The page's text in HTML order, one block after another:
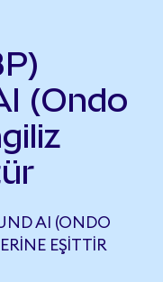
(Ondo
AI (ONDO
EŞITTIR